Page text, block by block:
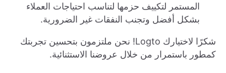
المستمر لتكييف حزمها لتناسب احتياجات العملاء
بشكل أفضل وتجنب النفقات غير الضرورية.
شكرًا لاختيارك Logto! نحن ملتزمون بتحسين تجربتك
كمطور باستمرار من خلال عروضنا الاستثنائية.